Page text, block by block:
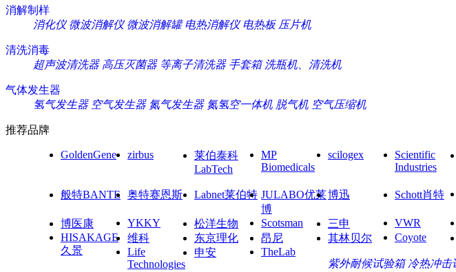
消解制样
消化仪 微波消解仪 微波消解罐 电热消解仪 电热板 压片机
清洗消毒
超声波清洗器 高压灭菌器 等离子清洗器 手套箱 洗瓶机、清洗机
气体发生器
氢气发生器 空气发生器 氮气发生器 氮氢空一体机 脱气机 空气压缩机
推荐品牌
GoldenGene zirbus
莱伯泰科
LabTech
MP
Biomedicals
scilogex
Scientific
Industries
般特BANTE
奥特赛恩斯 Labnet莱伯特 JULABO优莱
博
博迅 Schott肖特
博医康
YKKY 松洋生物 Scotsman 三申 VWR
HISAKAGE
久景
维科 东京理化 昂尼 其林贝尔 Coyote
Life
Technologies
申安 TheLab
紫外耐候试验箱 冷热冲击